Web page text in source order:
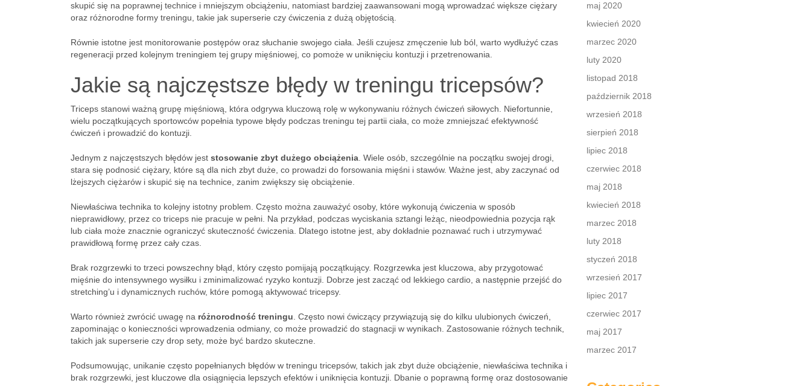
skupić się na poprawnej technice i mniejszym obciążeniu, natomiast bardziej zaawansowani mogą wprowadzać większe ciężary
oraz różnorodne formy treningu, takie jak superserie czy ćwiczenia z dużą objętością.
Równie istotne jest monitorowanie postępów oraz słuchanie swojego ciała. Jeśli czujesz zmęczenie lub ból, warto wydłużyć czas
regeneracji przed kolejnym treningiem tej grupy mięśniowej, co pomoże w uniknięciu kontuzji i przetrenowania.
Jakie są najczęstsze błędy w treningu tricepsów?
Triceps stanowi ważną grupę mięśniową, która odgrywa kluczową rolę w wykonywaniu różnych ćwiczeń siłowych. Niefortunnie,
wielu początkujących sportowców popełnia typowe błędy podczas treningu tej partii ciała, co może zmniejszać efektywność
ćwiczeń i prowadzić do kontuzji.
Jednym z najczęstszych błędów jest stosowanie zbyt dużego obciążenia . Wiele osób, szczególnie na początku swojej drogi,
stara się podnosić ciężary, które są dla nich zbyt duże, co prowadzi do forsowania mięśni i stawów. Ważne jest, aby zaczynać od
lżejszych ciężarów i skupić się na technice, zanim zwiększy się obciążenie.
Niewłaściwa technika to kolejny istotny problem. Często można zauważyć osoby, które wykonują ćwiczenia w sposób
nieprawidłowy, przez co triceps nie pracuje w pełni. Na przykład, podczas wyciskania sztangi leżąc, nieodpowiednia pozycja rąk
lub ciała może znacznie ograniczyć skuteczność ćwiczenia. Dlatego istotne jest, aby dokładnie poznawać ruch i utrzymywać
prawidłową formę przez cały czas.
Brak rozgrzewki to trzeci powszechny błąd, który często pomijają początkujący. Rozgrzewka jest kluczowa, aby przygotować
mięśnie do intensywnego wysiłku i zminimalizować ryzyko kontuzji. Dobrze jest zacząć od lekkiego cardio, a następnie przejść do
stretching’u i dynamicznych ruchów, które pomogą aktywować tricepsy.
Warto również zwrócić uwagę na różnorodność treningu . Często nowi ćwiczący przywiązują się do kilku ulubionych ćwiczeń,
zapominając o konieczności wprowadzenia odmiany, co może prowadzić do stagnacji w wynikach. Zastosowanie różnych technik,
takich jak superserie czy drop sety, może być bardzo skuteczne.
Podsumowując, unikanie często popełnianych błędów w treningu tricepsów, takich jak zbyt duże obciążenie, niewłaściwa technika i
brak rozgrzewki, jest kluczowe dla osiągnięcia lepszych efektów i uniknięcia kontuzji. Dbanie o poprawną formę oraz dostosowanie
maj 2020
kwiecień 2020
marzec 2020
luty 2020
listopad 2018
październik 2018
wrzesień 2018
sierpień 2018
lipiec 2018
czerwiec 2018
maj 2018
kwiecień 2018
marzec 2018
luty 2018
styczeń 2018
wrzesień 2017
lipiec 2017
czerwiec 2017
maj 2017
marzec 2017